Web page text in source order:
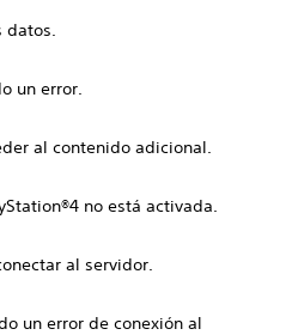
datos.
un error.
al contenido adicional.
no está activada.
al servidor.
un error de conexión al